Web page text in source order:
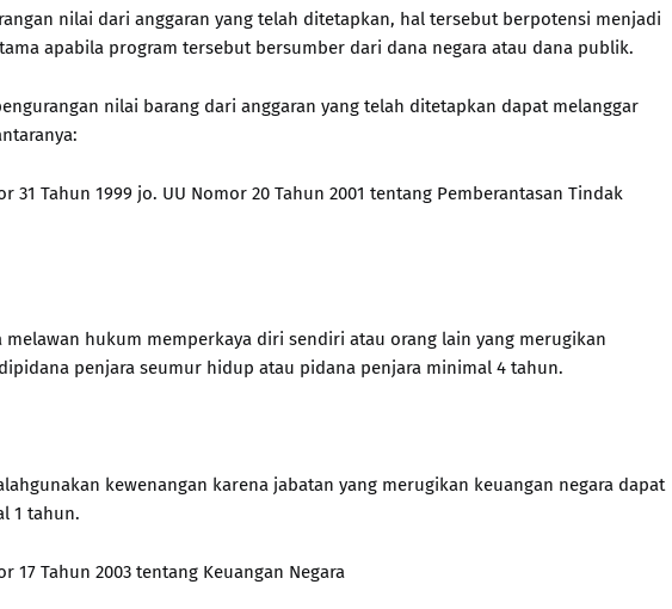
nilai dari anggaran yang telah ditetapkan, hal tersebut berpotensi menjadi
apabila program tersebut bersumber dari dana negara atau dana publik.
nilai barang dari anggaran yang telah ditetapkan dapat melanggar
31 Tahun 1999 jo. UU Nomor 20 Tahun 2001 tentang Pemberantasan Tindak
melawan hukum memperkaya diri sendiri atau orang lain yang merugikan
penjara seumur hidup atau pidana penjara minimal 4 tahun.
kewenangan karena jabatan yang merugikan keuangan negara dapat
1 tahun.
17 Tahun 2003 tentang Keuangan Negara